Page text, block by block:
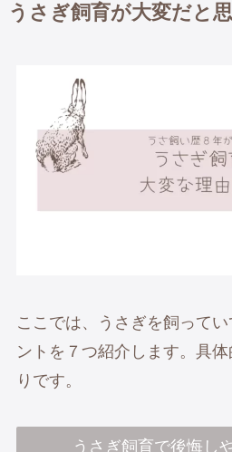
うさぎ飼育が大変だと
ここでは、うさぎを飼って
ントを７つ紹介します。具
りです。
うさぎ飼育で後悔し